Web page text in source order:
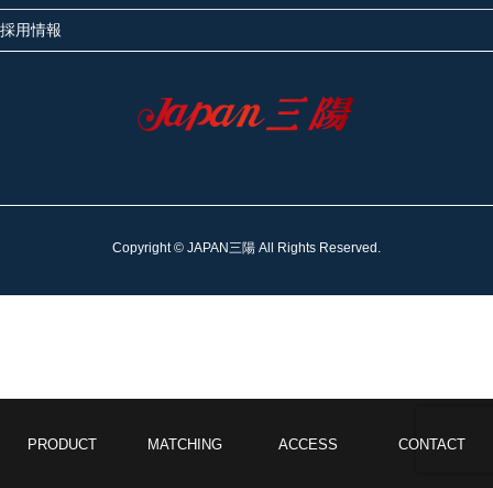
採用情報
Copyright © JAPAN三陽 All Rights Reserved.
PRODUCT MATCHING ACCESS CONTACT